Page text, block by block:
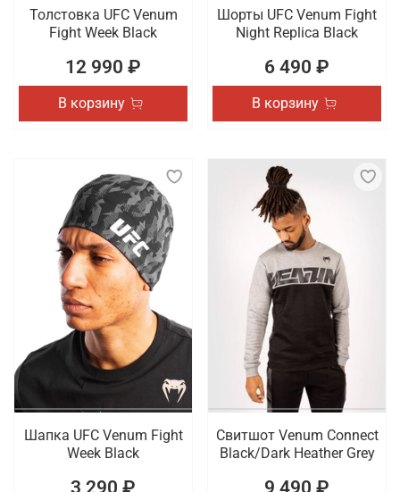
Толстовка UFC Venum
Fight Week Black
12 990 ₽
В корзину
Шорты UFC Venum Fight
Night Replica Black
6 490 ₽
В корзину
Шапка UFC Venum Fight
Week Black
3 290 ₽
Свитшот Venum Connect
Black/Dark Heather Grey
9 490 ₽